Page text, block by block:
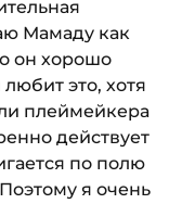
Мамаду как
он хорошо
это, хотя
плеймейкера
действует
по полю
я очень